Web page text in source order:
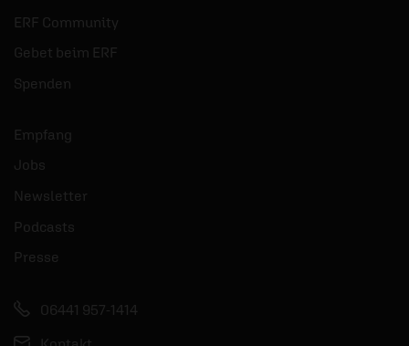
ERF Community
Gebet beim ERF
Spenden
Empfang
Jobs
Newsletter
Podcasts
Presse
06441 957-1414